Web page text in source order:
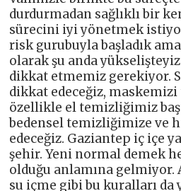
durdurmadan sağlıklı bir
sürecini iyi yönetmek
risk gurubuyla başladık
olarak şu anda
dikkat etmemiz gerekiyor.
dikkat edeceğiz, maskemizi
özellikle el temizliğimiz
bedensel temizliğimize ve
edeceğiz. Gaziantep iç içe
şehir. Yeni normal demek
olduğu anlamına gelmiyor.
su içme gibi bu kuralları da